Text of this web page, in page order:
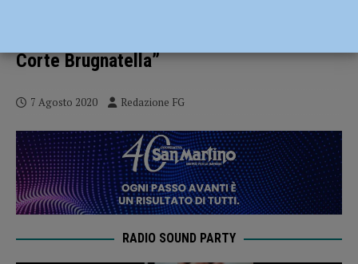
Corte Brugnatella”
7 Agosto 2020 Redazione FG
RADIO SOUND PARTY